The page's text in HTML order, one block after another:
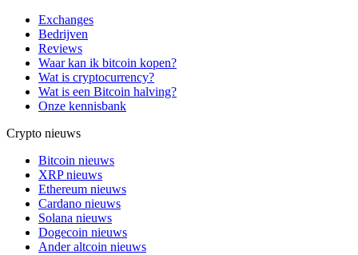
Exchanges
Bedrijven
Reviews
Waar kan ik bitcoin kopen?
Wat is cryptocurrency?
Wat is een Bitcoin halving?
Onze kennisbank
Crypto nieuws
Bitcoin nieuws
XRP nieuws
Ethereum nieuws
Cardano nieuws
Solana nieuws
Dogecoin nieuws
Ander altcoin nieuws